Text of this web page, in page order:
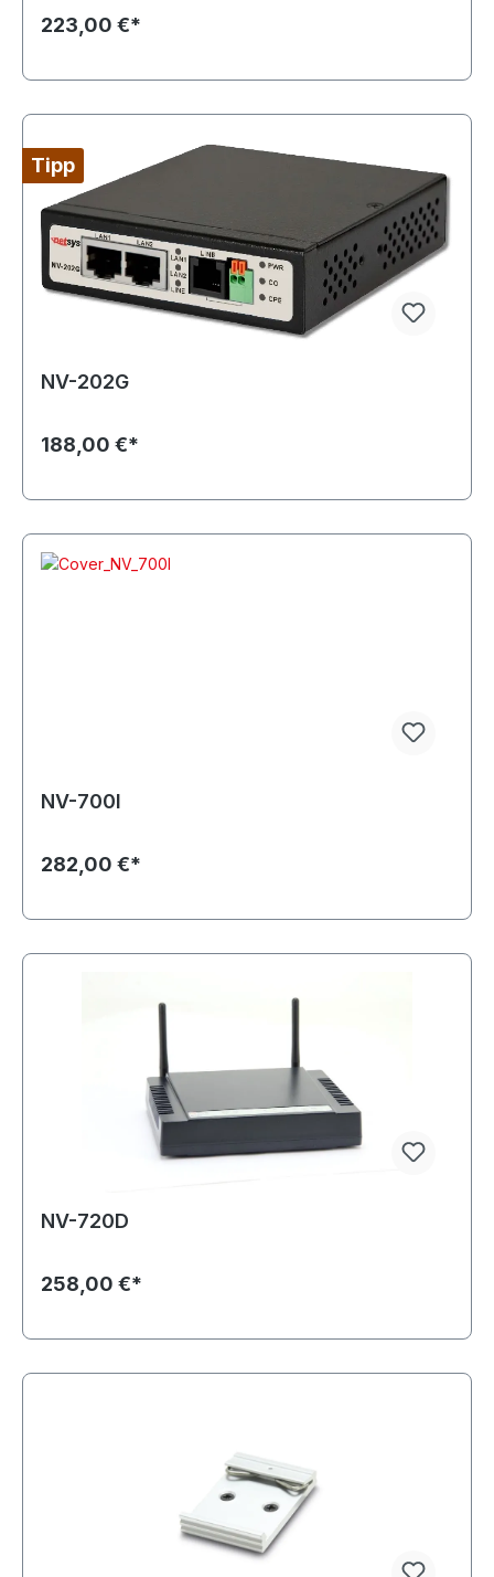
223,00 €*
Tipp
NV-202G
188,00 €*
NV-700I
282,00 €*
NV-720D
258,00 €*